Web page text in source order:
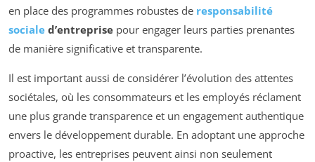
en place des programmes robustes de responsabilité
sociale d’entreprise pour engager leurs parties prenantes
de manière significative et transparente.
Il est important aussi de considérer l’évolution des attentes
sociétales, où les consommateurs et les employés réclament
une plus grande transparence et un engagement authentique
envers le développement durable. En adoptant une approche
proactive, les entreprises peuvent ainsi non seulement